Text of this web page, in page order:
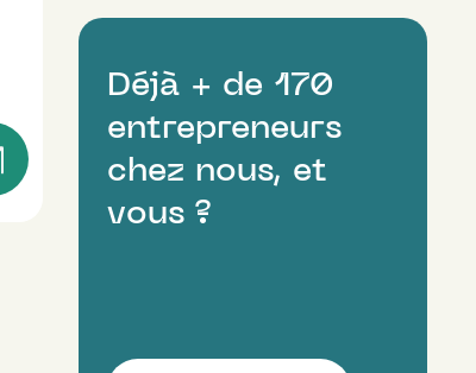
Déjà + de 170
entrepreneurs
chez nous, et
vous ?